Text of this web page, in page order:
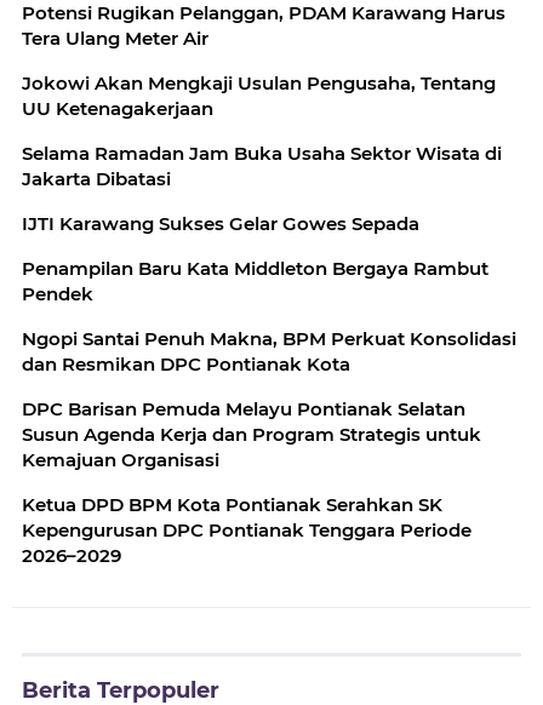
Potensi Rugikan Pelanggan, PDAM Karawang Harus
Tera Ulang Meter Air
Jokowi Akan Mengkaji Usulan Pengusaha, Tentang
UU Ketenagakerjaan
Selama Ramadan Jam Buka Usaha Sektor Wisata di
Jakarta Dibatasi
IJTI Karawang Sukses Gelar Gowes Sepada
Penampilan Baru Kata Middleton Bergaya Rambut
Pendek
Ngopi Santai Penuh Makna, BPM Perkuat Konsolidasi
dan Resmikan DPC Pontianak Kota
DPC Barisan Pemuda Melayu Pontianak Selatan
Susun Agenda Kerja dan Program Strategis untuk
Kemajuan Organisasi
Ketua DPD BPM Kota Pontianak Serahkan SK
Kepengurusan DPC Pontianak Tenggara Periode
2026–2029
Berita Terpopuler